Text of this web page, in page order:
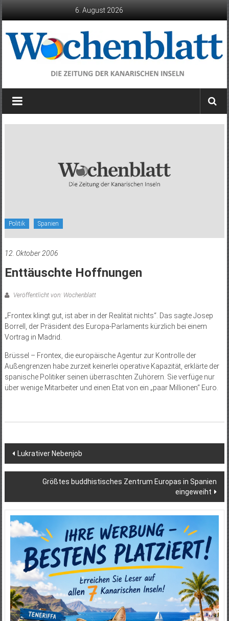
6. August 2026
Wochenblatt
die
Politik Spanien
12. Oktober 2006
Enttäuschte Hoffnungen
Veröffentlicht von: Wochenblatt
„Frontex klingt gut, ist aber in der Realität nichts“. Das sagte Josep
Borrell, der Präsident des Europa-Parlaments kürzlich bei einem
Vortrag in Madrid.
Brüssel – Frontex, die europäische Agentur zur Kontrolle der
Außengrenzen habe zurzeit keinerlei operative Kapazität, erklärte der
spanische Politiker seinen überraschten Zuhörern. Sie verfüge nur
über wenige Mitarbeiter und einen Etat von ein „paar Millionen“ Euro.
Beitragsnavigation
Lukrativer Nebenjob
Größtes buddhistisches Zentrum Europas in Spanien
eingeweiht